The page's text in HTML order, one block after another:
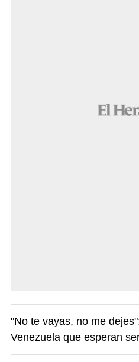
"No te vayas, no me
Venezuela que esperan